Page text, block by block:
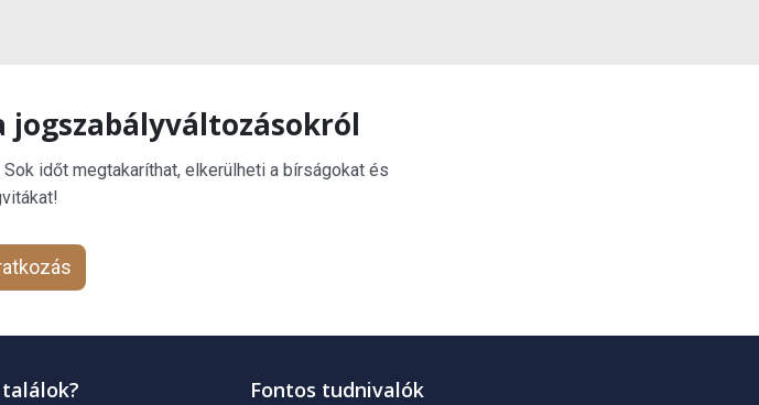
időt megtakaríthat, elkerülheti a bírságokat és
Fontos tudnivalók